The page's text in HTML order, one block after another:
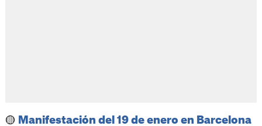
🟡 Manifestación del 19 de enero en Barcelona